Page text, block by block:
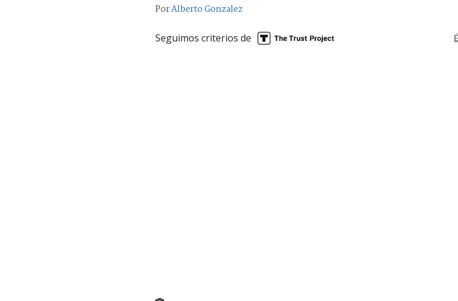
PorAlberto Gonzalez
Seguimos criterios de